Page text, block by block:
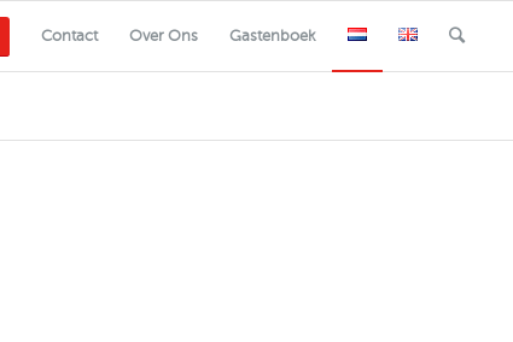
Contact Over Ons Gastenboek